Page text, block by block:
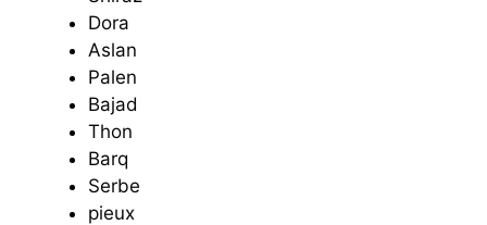
Dora
Aslan
Palen
Bajad
Thon
Barq
Serbe
pieux